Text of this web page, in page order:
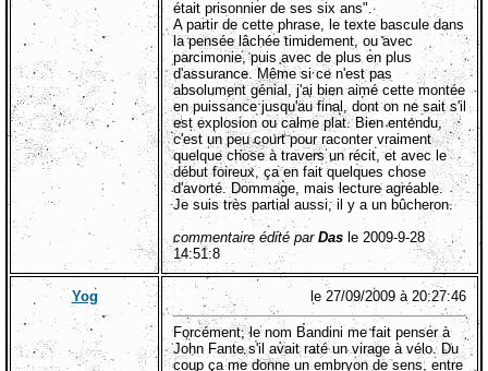
était prisonnier de ses six ans".
A partir de cette phrase, le texte bascule dans
la pensée lâchée timidement, ou avec
parcimonie, puis avec de plus en plus
d'assurance. Même si ce n'est pas
absolument génial, j'ai bien aimé cette montée
en puissance jusqu'au final, dont on ne sait s'il
est explosion ou calme plat. Bien entendu,
c'est un peu court pour raconter vraiment
quelque chose à travers un récit, et avec le
début foireux, ça en fait quelques chose
d'avorté. Dommage, mais lecture agréable.
Je suis très partial aussi, il y a un bûcheron.
commentaire édité par Das le 2009-9-28
14:51:8
Yog le 27/09/2009 à 20:27:46
Forcément, le nom Bandini me fait penser à
John Fante s'il avait raté un virage à vélo. Du
coup ça me donne un embryon de sens, entre